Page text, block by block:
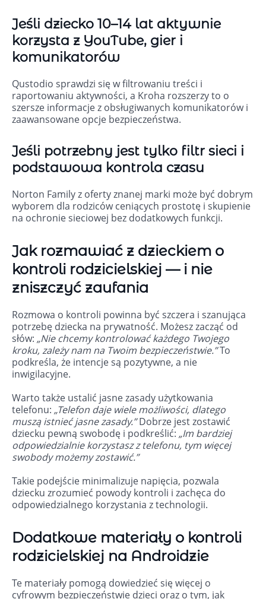
Jeśli dziecko 10–14 lat aktywnie
korzysta z YouTube, gier i
komunikatorów
Qustodio sprawdzi się w filtrowaniu treści i
raportowaniu aktywności, a Kroha rozszerzy to o
szersze informacje z obsługiwanych komunikatorów i
zaawansowane opcje bezpieczeństwa.
Jeśli potrzebny jest tylko filtr sieci i
podstawowa kontrola czasu
Norton Family z oferty znanej marki może być dobrym
wyborem dla rodziców ceniących prostotę i skupienie
na ochronie sieciowej bez dodatkowych funkcji.
Jak rozmawiać z dzieckiem o
kontroli rodzicielskiej — i nie
zniszczyć zaufania
Rozmowa o kontroli powinna być szczera i szanująca
potrzebę dziecka na prywatność. Możesz zacząć od
słów: „Nie chcemy kontrolować każdego Twojego
kroku, zależy nam na Twoim bezpieczeństwie.”To
podkreśla, że intencje są pozytywne, a nie
inwigilacyjne.
Warto także ustalić jasne zasady użytkowania
telefonu: „Telefon daje wiele możliwości, dlatego
muszą istnieć jasne zasady.”Dobrze jest zostawić
dziecku pewną swobodę i podkreślić: „Im bardziej
odpowiedzialnie korzystasz z telefonu, tym więcej
swobody możemy zostawić.”
Takie podejście minimalizuje napięcia, pozwala
dziecku zrozumieć powody kontroli i zachęca do
odpowiedzialnego korzystania z technologii.
Dodatkowe materiały o kontroli
rodzicielskiej na Androidzie
Te materiały pomogą dowiedzieć się więcej o
cyfrowym bezpieczeństwie dzieci oraz o tym, jak